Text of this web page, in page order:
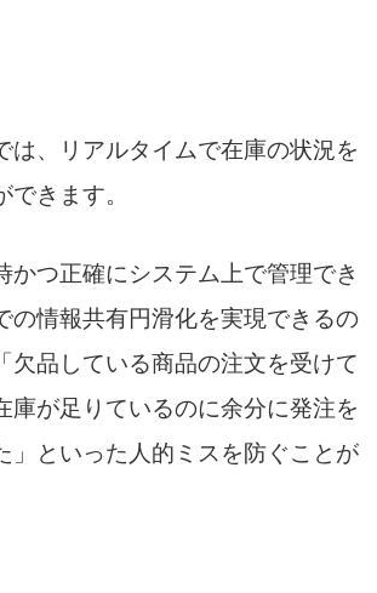
は、リアルタイムで在庫の状況を
きます。
かつ正確にシステム上で管理でき
の情報共有円滑化を実現できるの
欠品している商品の注文を受けて
庫が足りているのに余分に発注を
」といった人的ミスを防ぐことが